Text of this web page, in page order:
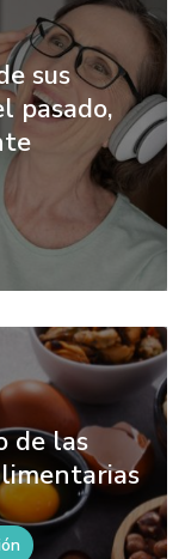
sus
pasado,
de las